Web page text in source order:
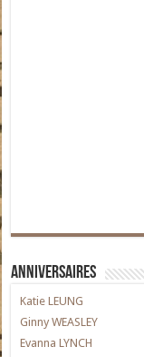
Anniversaires
Katie LEUNG
Ginny WEASLEY
Evanna LYNCH